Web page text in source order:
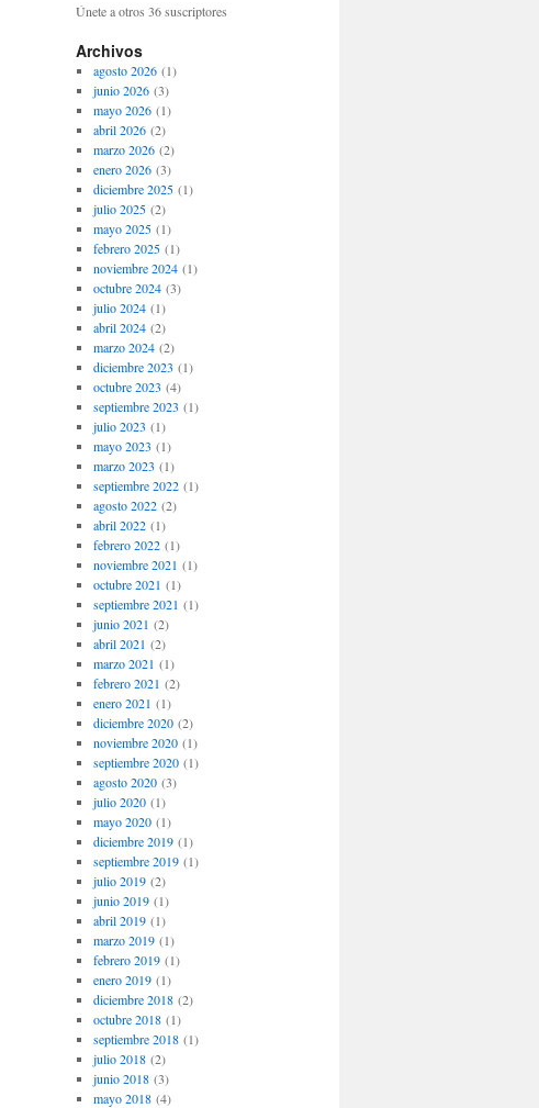
Únete a otros 36 suscriptores
Archivos
agosto 2026(1)
junio 2026(3)
mayo 2026(1)
abril 2026(2)
marzo 2026(2)
enero 2026(3)
diciembre 2025(1)
julio 2025(2)
mayo 2025(1)
febrero 2025(1)
noviembre 2024(1)
octubre 2024(3)
julio 2024(1)
abril 2024(2)
marzo 2024(2)
diciembre 2023 (1)
octubre 2023 (4)
septiembre 2023 (1)
julio 2023 (1)
mayo 2023 (1)
marzo 2023 (1)
septiembre 2022(1)
agosto 2022(2)
abril 2022(1)
febrero 2022(1)
noviembre 2021 (1)
octubre 2021 (1)
septiembre 2021 (1)
junio 2021 (2)
abril 2021 (2)
marzo 2021 (1)
febrero 2021 (2)
enero 2021 (1)
diciembre 2020(2)
noviembre 2020(1)
septiembre 2020(1)
agosto 2020(3)
julio 2020(1)
mayo 2020(1)
diciembre 2019(1)
septiembre 2019(1)
julio 2019(2)
junio 2019(1)
abril 2019(1)
marzo 2019(1)
febrero 2019(1)
enero 2019(1)
diciembre 2018(2)
octubre 2018(1)
septiembre 2018(1)
julio 2018(2)
junio 2018(3)
mayo 2018(4)